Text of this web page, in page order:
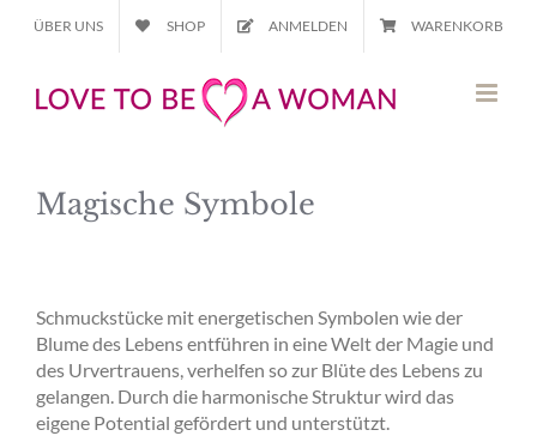
Inhalt
ÜBER UNS SHOP ANMELDEN WARENKORB
Magische Symbole
Schmuckstücke mit energetischen Symbolen wie der
Blume des Lebens entführen in eine Welt der Magie und
des Urvertrauens, verhelfen so zur Blüte des Lebens zu
gelangen. Durch die harmonische Struktur wird das
eigene Potential gefördert und unterstützt.